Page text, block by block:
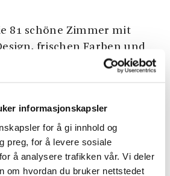
informasjonskapsler
for å gi innhold og
preg, for å levere sosiale
å analysere trafikken vår. Vi deler
om hvordan du bruker nettstedet
81 schöne Zimmer mit
frischen Farben und
Ausserdem bieten wir
einen eigenen Balkon.
Aufenthalt am Fjord mit
Massage. Wir haben